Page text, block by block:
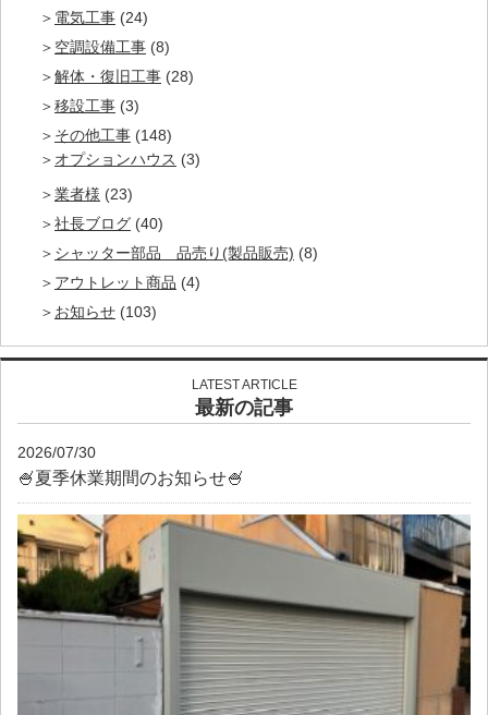
電気工事 (24)
空調設備工事 (8)
解体・復旧工事 (28)
移設工事 (3)
その他工事 (148)
オプションハウス (3)
業者様 (23)
社長ブログ (40)
シャッター部品 品売り(製品販売) (8)
アウトレット商品 (4)
お知らせ (103)
LATEST ARTICLE
最新の記事
2026/07/30
🍧夏季休業期間のお知らせ🍧